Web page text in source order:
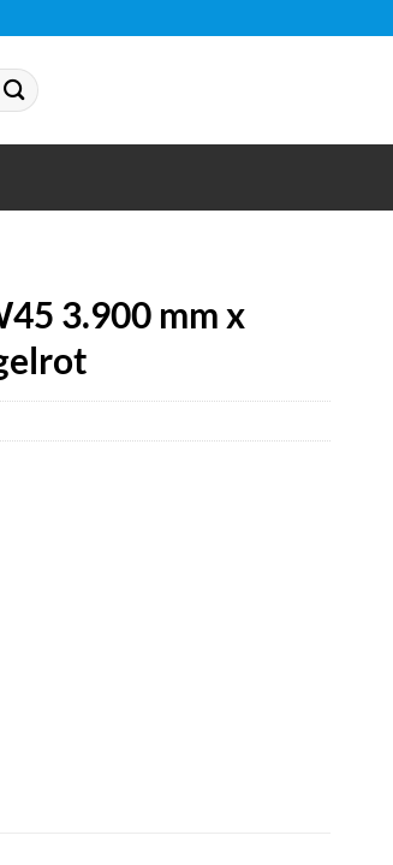
3.900 mm x